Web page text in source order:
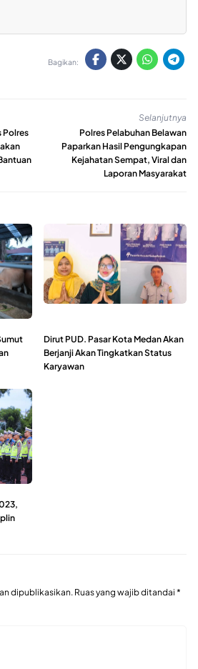
Bagikan:
Polres
Selanjutnya
Polres Pelabuhan Belawan
Paparkan Hasil Pengungkapan
Kejahatan Sempat, Viral dan
Laporan Masyarakat
Dirut PUD. Pasar Kota Medan Akan
Berjanji Akan Tingkatkan Status
Karyawan
dipublikasikan. Ruas yang wajib ditandai *